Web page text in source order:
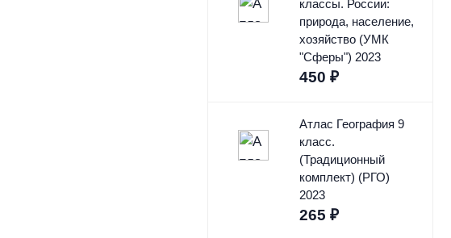
классы. России:
природа, население,
хозяйство (УМК
"Сферы") 2023
450 ₽
Атлас География 9
класс.
(Традиционный
комплект) (РГО)
2023
265 ₽